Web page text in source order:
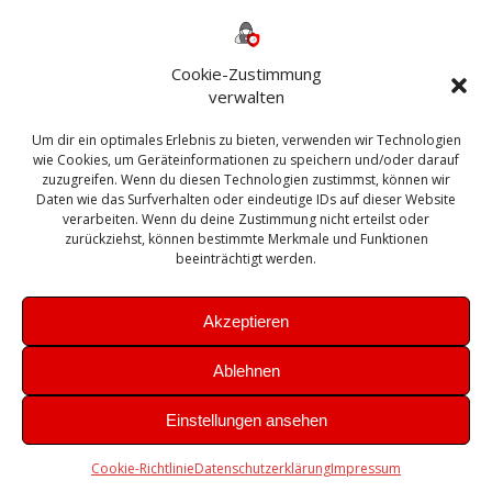
Cookie-Zustimmung
verwalten
Um dir ein optimales Erlebnis zu bieten, verwenden wir Technologien
wie Cookies, um Geräteinformationen zu speichern und/oder darauf
zuzugreifen. Wenn du diesen Technologien zustimmst, können wir
Daten wie das Surfverhalten oder eindeutige IDs auf dieser Website
verarbeiten. Wenn du deine Zustimmung nicht erteilst oder
zurückziehst, können bestimmte Merkmale und Funktionen
beeinträchtigt werden.
Akzeptieren
Ablehnen
Einstellungen ansehen
Cookie-RichtlinieDatenschutzerklärungImpressum
Bautagebuch
Exchange firewall Fritzbox
Microsoft
Sanierung SBS Security Server Sicherheit
Sicherung SIEM Sophos SSL Ubuntu
Update Upgrade UTM VCenter VCSA Veeam
VMWare VPN WAZUH Windows
Zertifikat
Theme